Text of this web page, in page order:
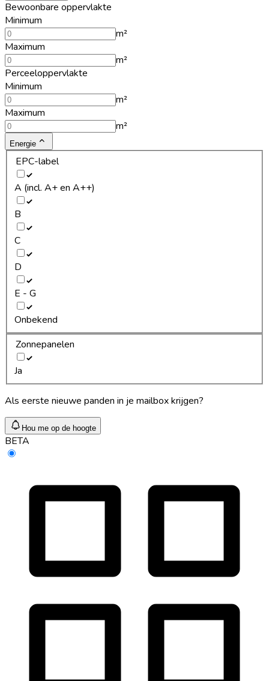
Bewoonbare oppervlakte
Minimum
m²
Maximum
m²
Perceeloppervlakte
Minimum
m²
Maximum
m²
Energie
EPC-label
A (incl. A+ en A++)
B
C
D
E - G
Onbekend
Zonnepanelen
Ja
Als eerste nieuwe panden in je mailbox krijgen?
Hou me op de hoogte
BETA